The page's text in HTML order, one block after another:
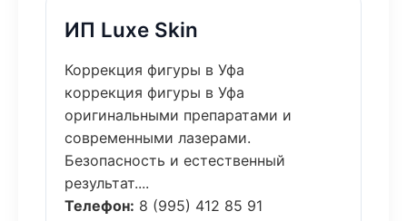
ИП Luxe Skin
Коррекция фигуры в Уфа
коррекция фигуры в Уфа
оригинальными препаратами и
современными лазерами.
Безопасность и естественный
результат....
Телефон: 8 (995) 412 85 91